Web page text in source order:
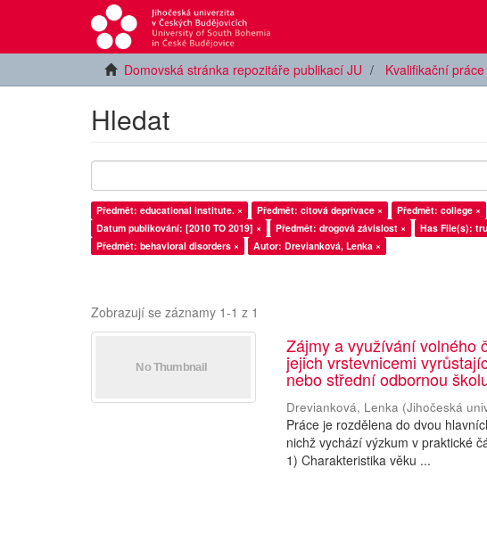
Domovská stránka repozitáře publikací JU Kvalifikační práce
Hledat
Předmět: educational institute. × Předmět: citová deprivace × Předmět: college ×
Datum publikování: [2010 TO 2019] ×
Předmět: drogová závislost × Has File(s):
Předmět: behavioral disorders ×
Autor: Drevianková, Lenka ×
Zobrazují se záznamy 1-1 z 1
Zájmy a využívání volného
jejich vrstevnicemi
nebo střední odbornou
Drevianková, Lenka (Jihočeská
Práce je rozdělena do dvou
nichž vychází výzkum v praktické
1) Charakteristika věku ...